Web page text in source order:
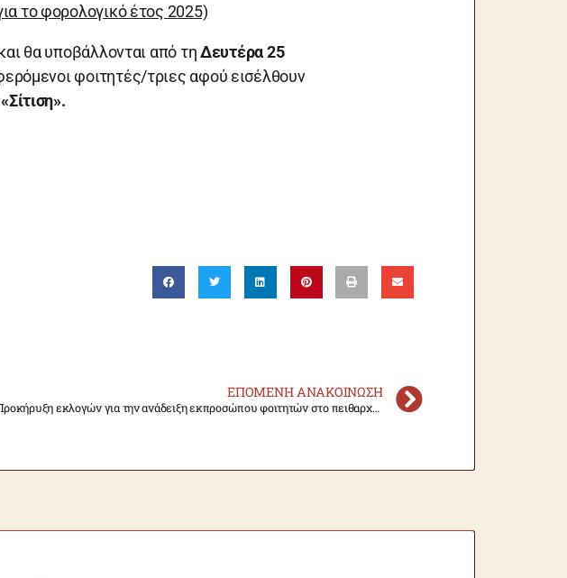
το φορολογικό έτος 2025)
θα υποβάλλονται από τηΔευτέρα 25
φοιτητές/τριες αφού εισέλθουν
«Σίτιση».
ΕΠΌΜΕΝΗ ΑΝΑΚΟΊΝΩΣΗ
Προκήρυξη εκλογών για την ανάδειξη εκπροσώπου φοιτητών στο πειθαρχικό συμβούλιο φοιτητών για το ακαδ. έτος 2026-2027